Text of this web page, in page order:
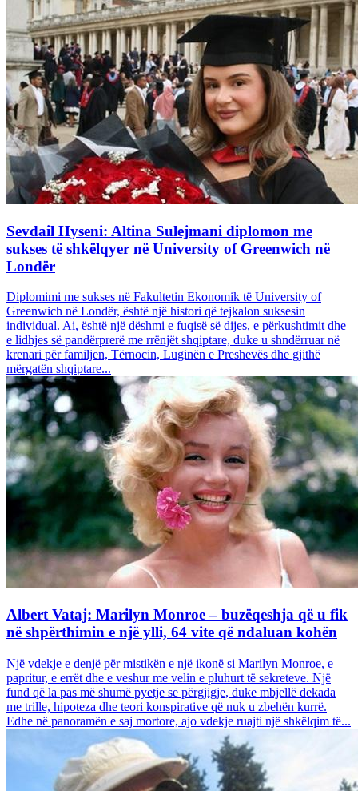
Sevdail Hyseni: Altina Sulejmani diplomon me
sukses të shkëlqyer në University of Greenwich në
Londër
Diplomimi me sukses në Fakultetin Ekonomik të University of
Greenwich në Londër, është një histori që tejkalon suksesin
individual. Ai, është një dëshmi e fuqisë së dijes, e përkushtimit dhe
e lidhjes së pandërprerë me rrënjët shqiptare, duke u shndërruar në
krenari për familjen, Tërnocin, Luginën e Preshevës dhe gjithë
mërgatën shqiptare...
Albert Vataj: Marilyn Monroe – buzëqeshja që u fik
në shpërthimin e një ylli, 64 vite që ndaluan kohën
Një vdekje e denjë për mistikën e një ikonë si Marilyn Monroe, e
papritur, e errët dhe e veshur me velin e pluhurt të sekreteve. Një
fund që la pas më shumë pyetje se përgjigje, duke mbjellë dekada
me trille, hipoteza dhe teori konspirative që nuk u zbehën kurrë.
Edhe në panoramën e saj mortore, ajo vdekje ruajti një shkëlqim të...